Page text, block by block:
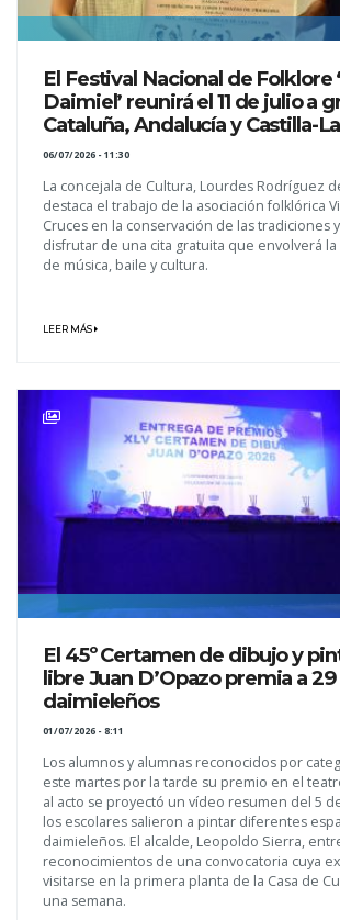
El Festival Nacional de Folklore
Daimiel’ reunirá el 11 de julio a
Cataluña, Andalucía y Castilla-
06/07/2026 - 11:30
La concejala de Cultura, Lourdes Rodríguez
destaca el trabajo de la asociación folklórica
Cruces en la conservación de las tradiciones
disfrutar de una cita gratuita que envolverá la
de música, baile y cultura.
LEER MÁS
El 45º Certamen de dibujo y
libre Juan D’Opazo premia a
daimieleños
01/07/2026 - 8:11
Los alumnos y alumnas reconocidos por
este martes por la tarde su premio en el
al acto se proyectó un vídeo resumen del 5
los escolares salieron a pintar diferentes
daimieleños. El alcalde, Leopoldo Sierra,
reconocimientos de una convocatoria cuya
visitarse en la primera planta de la Casa de
una semana.